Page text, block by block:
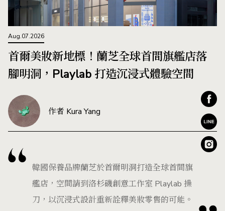
Aug.07.2026
首爾美妝新地標！蘭芝全球首間旗艦店落
腳明洞，Playlab 打造沉浸式體驗空間
作者 Kura Yang
韓國保養品牌蘭芝於首爾明洞打造全球首間旗
艦店，空間請到洛杉磯創意工作室 Playlab 操
刀，以沉浸式設計重新詮釋美妝零售的可能。